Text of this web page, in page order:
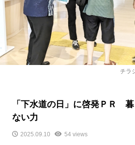
チラ
「下水道の日」に啓発ＰＲ
ない力
2025.09.10 54 views